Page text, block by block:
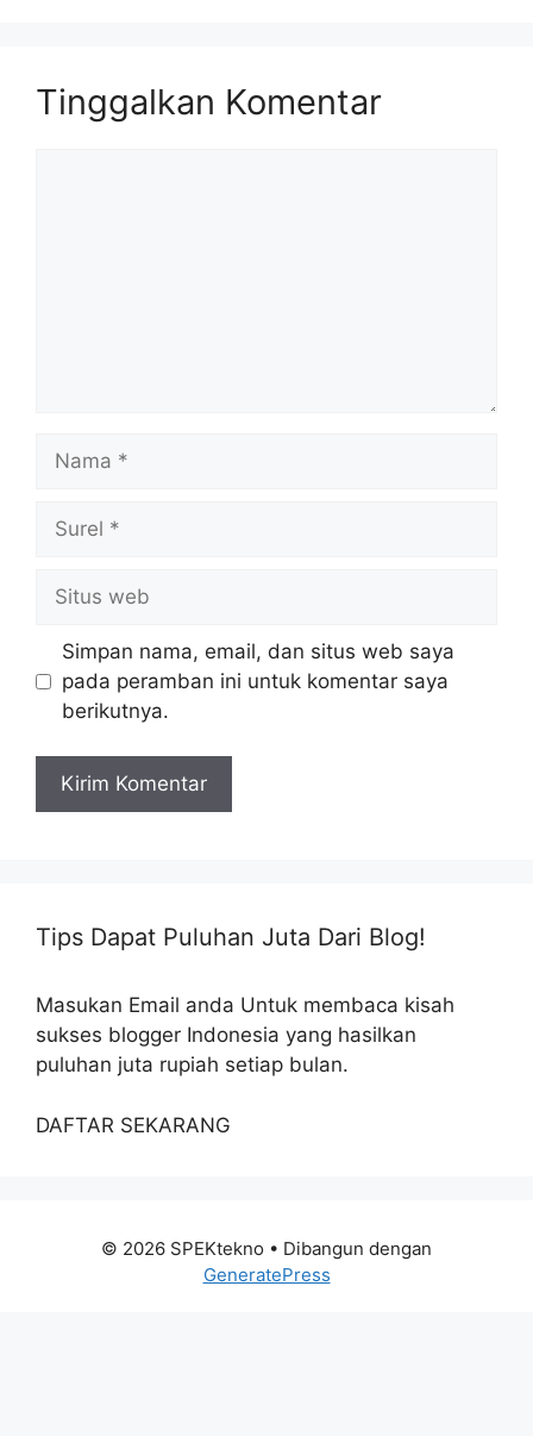
Tinggalkan Komentar
web
Simpan nama, email, dan situs web saya
pada peramban ini untuk komentar saya
berikutnya.
Tips Dapat Puluhan Juta Dari Blog!
Masukan Email anda Untuk membaca kisah
sukses blogger Indonesia yang hasilkan
puluhan juta rupiah setiap bulan.
DAFTAR SEKARANG
© 2026 SPEKtekno • Dibangun dengan
GeneratePress